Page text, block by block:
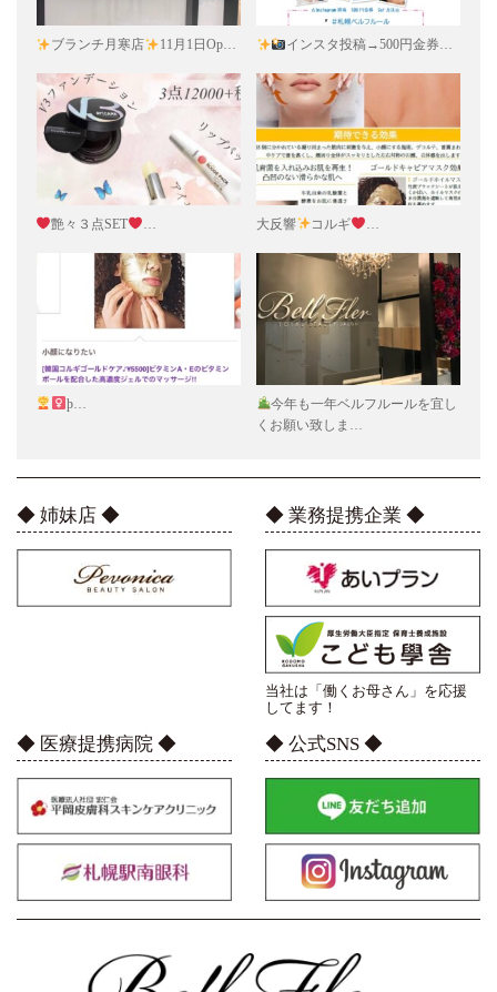
ブランチ月寒店 11月1日Op… インスタ投稿→500円金券…
艶々３点SET … 大反響 コルギ …
þ…
今年も一年ベルフルールを宜し
くお願い致しま…
◆ 姉妹店 ◆ ◆ 業務提携企業 ◆
当社は「働くお母さん」を応援
してます！
◆ 医療提携病院 ◆ ◆ 公式SNS ◆